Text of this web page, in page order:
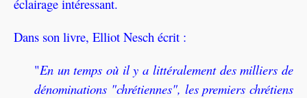
éclairage intéressant.
Dans son livre, Elliot Nesch écrit :
"En un temps où il y a littéralement des milliers de
dénominations "chrétiennes", les premiers chrétiens